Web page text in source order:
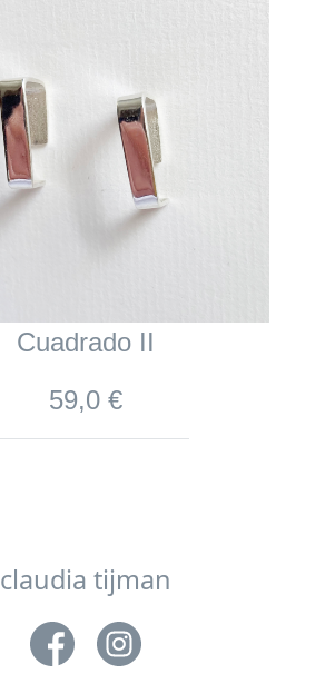
Cuadrado II
59,0 €
claudia tijman